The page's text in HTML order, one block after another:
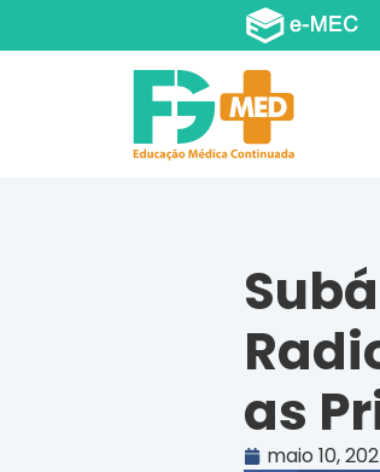
as
maio 10,